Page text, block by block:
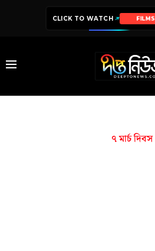
CLICK TO WATCH FILMS
৭ মার্চ দিবস